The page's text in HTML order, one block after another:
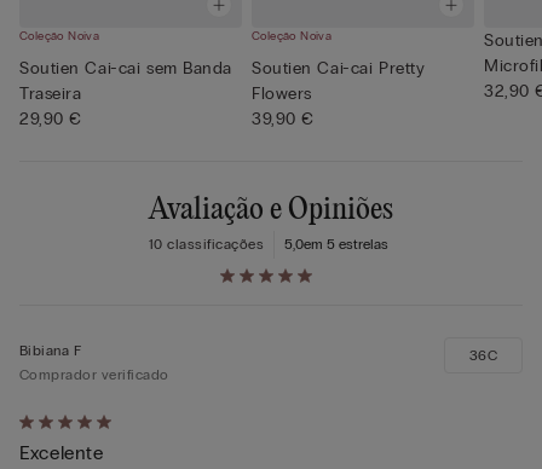
Coleção Noiva
Soutien Cai-cai sem Banda
Traseira
29,90 €
Coleção Noiva
Soutien Cai-cai Pretty
Flowers
39,90 €
32,90
Avaliação e Opiniões
5,0em 5 estrelas
10 classificações
Atribuiu
5
Bibiana F
Comprador verificado
Excelente
36C